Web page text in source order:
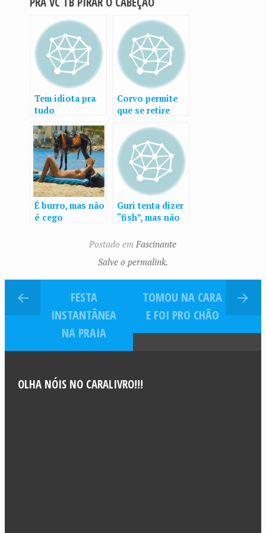
Tem idiota pra
tudo
Corvo permite
que se retire
à ele
É burro, mas não
é cego
Guri tenta dizer
“fish”, mas não
Postado emFascinante
Salve o permalink.
FESTA
INSTANTÂNEA
NA PRAIA
TOMOU NA CARA
E FOI PRO CHÃO
OLHA NÓIS NO CARALIVRO!!!